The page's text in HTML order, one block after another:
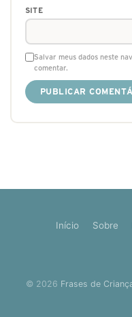
SITE
Salvar meus dados neste
comentar.
Início Sobre
© 2026 Frases de